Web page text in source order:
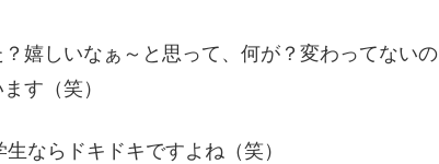
嬉しいなぁ～と思って、何が？変わってないの
す（笑）
ならドキドキですよね（笑）